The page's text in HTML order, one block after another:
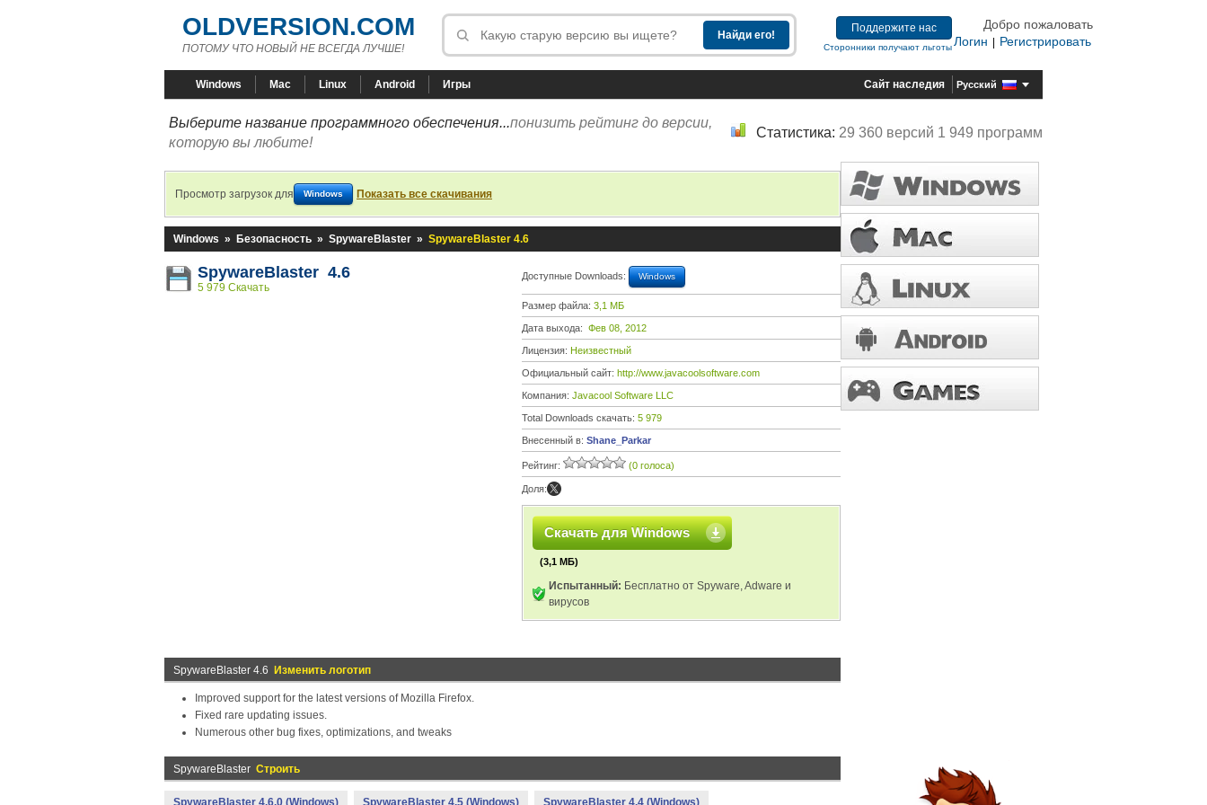
OLDVERSION.COM
ПОТОМУ ЧТО НОВЫЙ НЕ ВСЕГДА ЛУЧШЕ!
Поддержите нас
Сторонники получают льготы
Добро пожаловать
Логин
Регистрировать
Windows Mac Linux Android Игры Сайт наследия Русский
Выберите название программного обеспечения...понизить рейтинг до версии,
которую вы любите!
Статистика: 29 360 версий 1 949 программ
Просмотр загрузок для Windows Показать все скачивания
Windows » Безопасность » SpywareBlaster » SpywareBlaster 4.6
SpywareBlaster 4.6
5 979 Скачать
Доступные Downloads: Windows
Размер файла: 3,1 МБ
Дата выхода: Фев 08, 2012
Лицензия: Неизвестный
Официальный сайт: http://www.javacoolsoftware.com
Компания: Javacool Software LLC
Total Downloads скачать: 5 979
Внесенный в: Shane_Parkar
Рейтинг: (0 голоса)
Доля:
Скачать для Windows
(3,1 МБ)
Испытанный: Бесплатно от Spyware, Adware и
вирусов
SpywareBlaster 4.6 Изменить логотип
Improved support for the latest versions of Mozilla Firefox.
Fixed rare updating issues.
Numerous other bug fixes, optimizations, and tweaks
SpywareBlaster Строить
SpywareBlaster 4.6.0 (Windows) SpywareBlaster 4.5 (Windows) SpywareBlaster 4.4 (Windows)